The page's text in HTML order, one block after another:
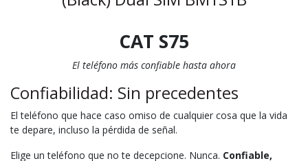
CAT S75
El teléfono más confiable hasta ahora
Confiabilidad: Sin precedentes
El teléfono que hace caso omiso de cualquier cosa que la vida
te depare, incluso la pérdida de señal.
Elige un teléfono que no te decepcione. Nunca. Confiable,